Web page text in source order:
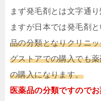
まず発毛剤とは文字通
ますが日本では発毛剤
品の分類となりクリニ
グストアでの購入でも
の購入になります。
医薬品の分類ですのでお